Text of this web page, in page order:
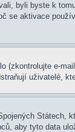
byli byste k
se aktivace
(zkontrolujte e-
uživatelé,
aby tyto data